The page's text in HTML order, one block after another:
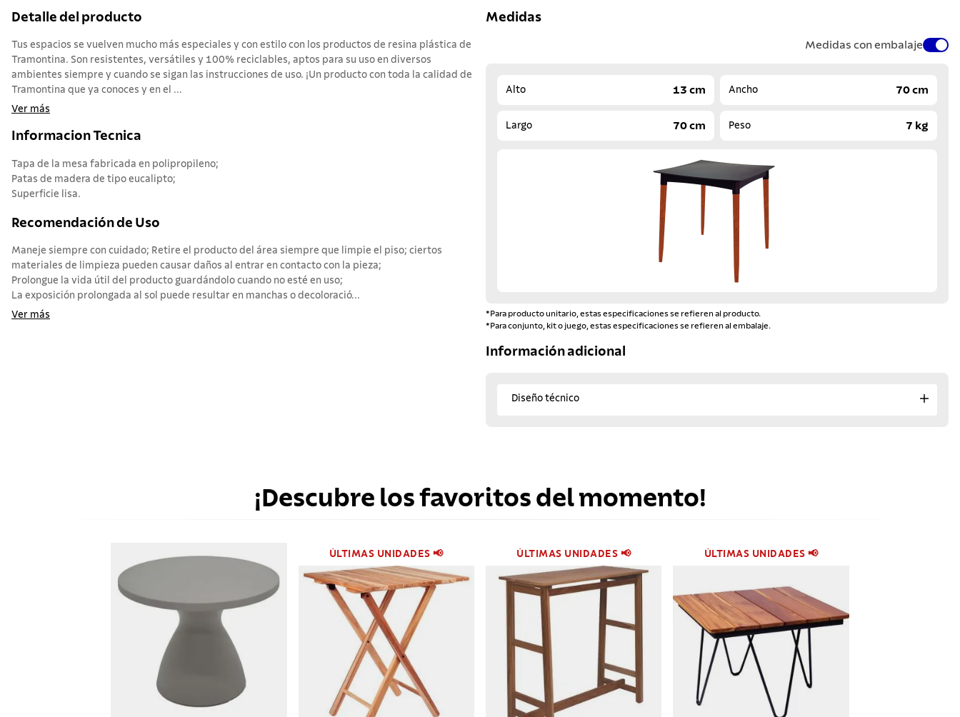
Detalle del producto
Tus espacios se vuelven mucho más especiales y con estilo con los productos de resina plástica de
Tramontina. Son resistentes, versátiles y 100% reciclables, aptos para su uso en diversos
ambientes siempre y cuando se sigan las instrucciones de uso. ¡Un producto con toda la calidad de
Tramontina que ya conoces y en el ...
Ver más
Informacion Tecnica
Tapa de la mesa fabricada en polipropileno;
Patas de madera de tipo eucalipto;
Superficie lisa.
Recomendación de Uso
Maneje siempre con cuidado; Retire el producto del área siempre que limpie el piso; ciertos
materiales de limpieza pueden causar daños al entrar en contacto con la pieza;
Prolongue la vida útil del producto guardándolo cuando no esté en uso;
La exposición prolongada al sol puede resultar en manchas o decoloració...
Ver más
Medidas
Medidas con embalaje
Alto 13 cm Ancho 70 cm
Largo 70 cm Peso 7 kg
*Para producto unitario, estas especificaciones se refieren al producto.
*Para conjunto, kit o juego, estas especificaciones se refieren al embalaje.
Información adicional
Diseño técnico
¡Descubre los favoritos del momento!
ÚLTIMAS UNIDADES 📢 ÚLTIMAS UNIDADES 📢 ÚLTIMAS UNIDADES 📢